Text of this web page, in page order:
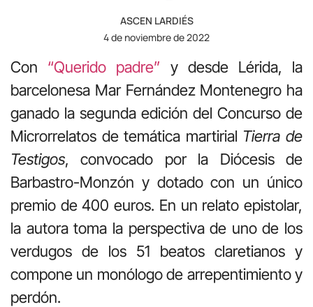
ASCEN LARDIÉS
4 de noviembre de 2022
Con “Querido padre” y desde Lérida, la
barcelonesa Mar Fernández Montenegro ha
ganado la segunda edición del Concurso de
Microrrelatos de temática martirial Tierra de
Testigos, convocado por la Diócesis de
Barbastro-Monzón y dotado con un único
premio de 400 euros. En un relato epistolar,
la autora toma la perspectiva de uno de los
verdugos de los 51 beatos claretianos y
compone un monólogo de arrepentimiento y
perdón.